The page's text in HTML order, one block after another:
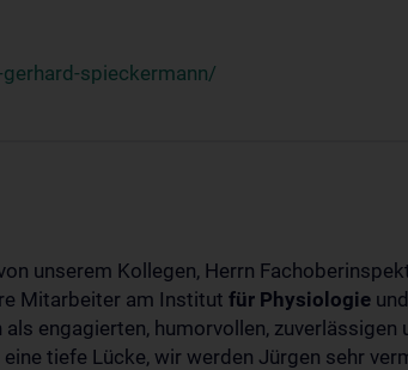
spieckermann/
unserem Kollegen, Herrn
Mitarbeiter am Institut für Physiologie und
engagierten, humorvollen, zuverlässigen
tiefe Lücke, wir werden Jürgen sehr